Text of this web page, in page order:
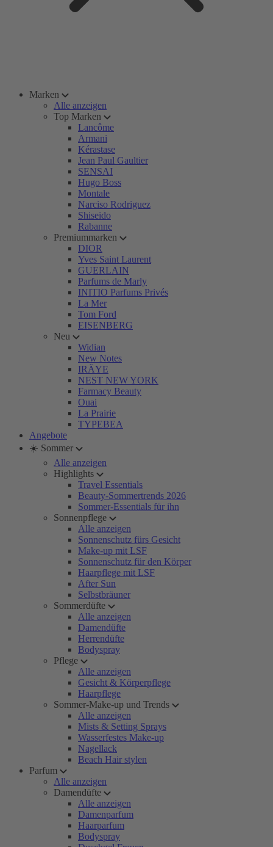
Marken
Alle anzeigen
Top Marken
Lancôme
Armani
Kérastase
Jean Paul Gaultier
SENSAI
Hugo Boss
Montale
Narciso Rodriguez
Shiseido
Rabanne
Premiummarken
DIOR
Yves Saint Laurent
GUERLAIN
Parfums de Marly
INITIO Parfums Privés
La Mer
Tom Ford
EISENBERG
Neu
Widian
New Notes
IRÄYE
NEST NEW YORK
Farmacy Beauty
Ouai
La Prairie
TYPEBEA
Angebote
☀️ Sommer
Alle anzeigen
Highlights
Travel Essentials
Beauty-Sommertrends 2026
Sommer-Essentials für ihn
Sonnenpflege
Alle anzeigen
Sonnenschutz fürs Gesicht
Make-up mit LSF
Sonnenschutz für den Körper
Haarpflege mit LSF
After Sun
Selbstbräuner
Sommerdüfte
Alle anzeigen
Damendüfte
Herrendüfte
Bodyspray
Pflege
Alle anzeigen
Gesicht & Körperpflege
Haarpflege
Sommer-Make-up und Trends
Alle anzeigen
Mists & Setting Sprays
Wasserfestes Make-up
Nagellack
Beach Hair stylen
Parfum
Alle anzeigen
Damendüfte
Alle anzeigen
Damenparfum
Haarparfum
Bodyspray